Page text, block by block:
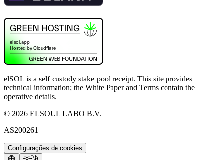
elSOL is a self-custody stake-pool receipt. This site provides
technical information; the White Paper and Terms contain the
operative details.
© 2026 ELSOUL LABO B.V.
AS200261
Configurações de cookies